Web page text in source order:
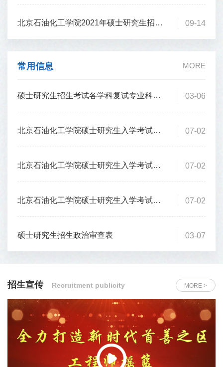
北京石油化工学院2021年硕士研究生招生专业目录 09-14
MORE
常用信息
硕士研究生招生考试各学科复试专业科目参考书（2026年3月部分更新） 03-06
北京石油化工学院硕士研究生入学考试自命题科目参考书目（2025年7月部分更新） 07-02
北京石油化工学院硕士研究生入学考试自命题考试大纲（2025年7月部分更新） 07-02
北京石油化工学院硕士研究生入学考试自命题科目考试样题（2025年11月部分更新） 07-02
硕士研究生招生政治审查表 03-07
招生宣传 Recruitment publicity MORE >